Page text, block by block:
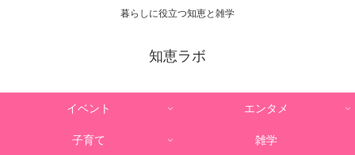
暮らしに役立つ知恵と雑学
知恵ラボ
イベント エンタメ
子育て 雑学